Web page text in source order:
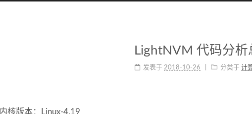
LightNVM 代码分析
发表于 2018-10-26 分类于 计
内核版本：Linux-4.19